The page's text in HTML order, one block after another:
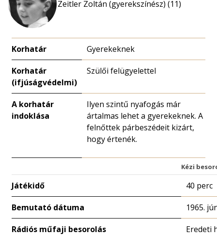
Zeitler Zoltán (gyerekszínész) (11)
Korhatár Gyerekeknek
Korhatár
(ifjúságvédelmi)
Szülői felügyelettel
A korhatár
indoklása
Ilyen szintű nyafogás már
ártalmas lehet a gyerekeknek. A
felnőttek párbeszédeit kizárt,
hogy értenék.
Kézi
Játékidő 40 perc
Bemutató dátuma 1965.
Rádiós műfaji besorolás
Eredeti